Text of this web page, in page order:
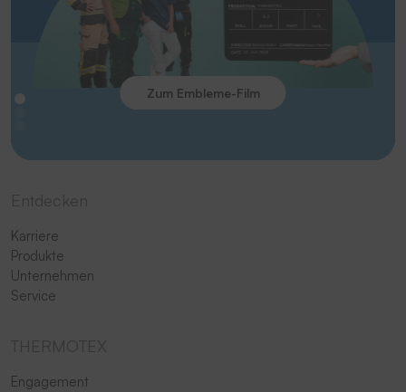
Zum Embleme-Film
Karriere
Produkte
Unternehmen
Service
Engagement